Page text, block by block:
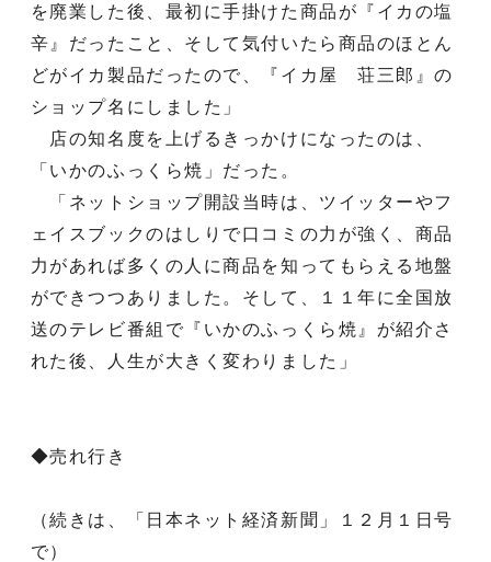
を廃業した後、最初に手掛けた商品が『イカの塩
辛』だったこと、そして気付いたら商品のほとん
どがイカ製品だったので、『イカ屋 荘三郎』の
ショップ名にしました」
店の知名度を上げるきっかけになったのは、
「いかのふっくら焼」だった。
「ネットショップ開設当時は、ツイッターやフ
ェイスブックのはしりで口コミの力が強く、商品
力があれば多くの人に商品を知ってもらえる地盤
ができつつありました。そして、１１年に全国放
送のテレビ番組で『いかのふっくら焼』が紹介さ
れた後、人生が大きく変わりました」
◆売れ行き
（続きは、「日本ネット経済新聞」１２月１日号
で）